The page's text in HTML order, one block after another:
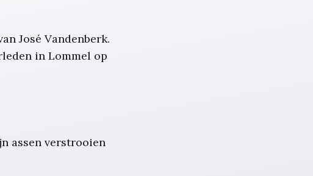
José Vandenberk.
in Lommel op
assen verstrooien